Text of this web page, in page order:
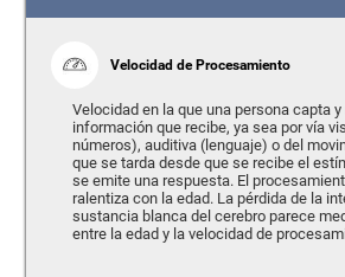
Velocidad de Procesamiento
Velocidad en la que una persona capta
información que recibe, ya sea por vía
números), auditiva (lenguaje) o del
que se tarda desde que se recibe el
se emite una respuesta. El
ralentiza con la edad. La pérdida de la
sustancia blanca del cerebro parece
entre la edad y la velocidad de